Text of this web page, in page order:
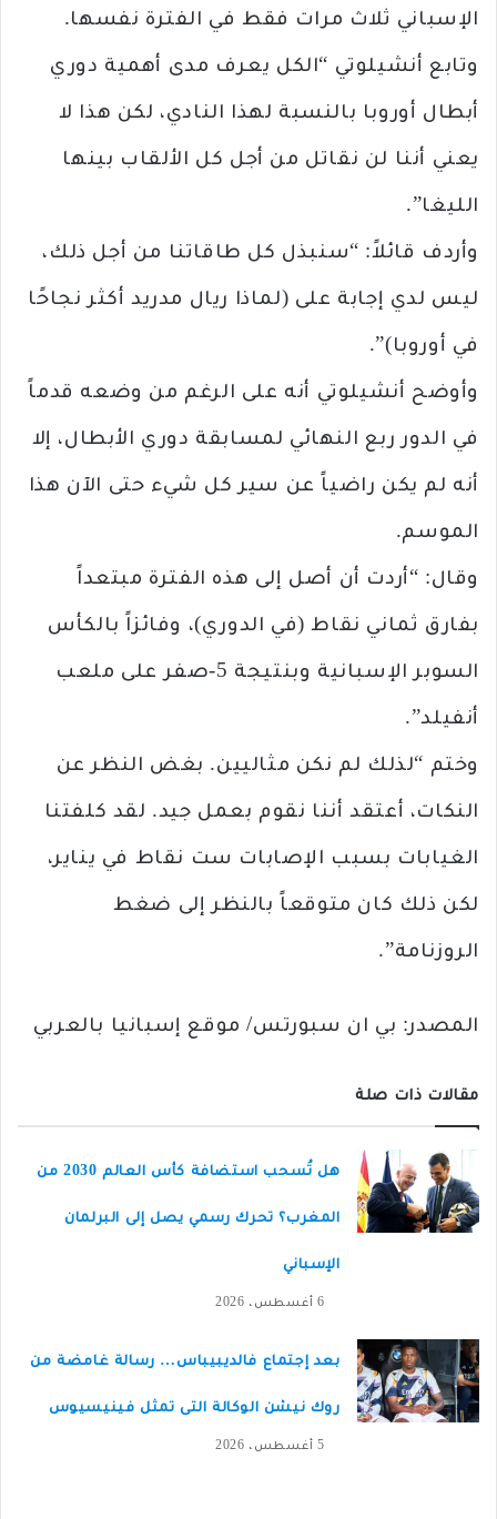
الإسباني ثلاث مرات فقط في الفترة نفسها.
وتابع أنشيلوتي “الكل يعرف مدى أهمية دوري
أبطال أوروبا بالنسبة لهذا النادي، لكن هذا لا
يعني أننا لن نقاتل من أجل كل الألقاب بينها
الليغا”.
وأردف قائلاً: “سنبذل كل طاقاتنا من أجل ذلك،
ليس لدي إجابة على (لماذا ريال مدريد أكثر نجاحًا
في أوروبا)”.
وأوضح أنشيلوتي أنه على الرغم من وضعه قدماً
في الدور ربع النهائي لمسابقة دوري الأبطال، إلا
أنه لم يكن راضياً عن سير كل شيء حتى الآن هذا
الموسم.
وقال: “أردت أن أصل إلى هذه الفترة مبتعداً
بفارق ثماني نقاط (في الدوري)، وفائزاً بالكأس
السوبر الإسبانية وبنتيجة 5-صفر على ملعب
أنفيلد”.
وختم “لذلك لم نكن مثاليين. بغض النظر عن
النكات، أعتقد أننا نقوم بعمل جيد. لقد كلفتنا
الغيابات بسبب الإصابات ست نقاط في يناير،
لكن ذلك كان متوقعاً بالنظر إلى ضغط
الروزنامة”.
المصدر: بي ان سبورتس/ موقع إسبانيا بالعربي
مقالات ذات صلة
هل تُسحب استضافة كأس العالم 2030 من
المغرب؟ تحرك رسمي يصل إلى البرلمان
الإسباني
6 أغسطس، 2026
بعد إجتماع فالديبيباس… رسالة غامضة من
روك نيشن الوكالة التى تمثل فينيسيوس
5 أغسطس، 2026